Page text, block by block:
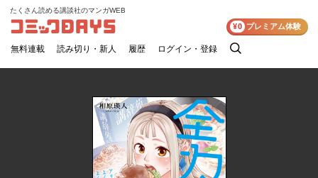
コミックDAYS
たくさん読める講談社のマンガWEB
無料連載 読み切り・新人 履歴 ログイン・登録
検
¥0 プレミアム体験